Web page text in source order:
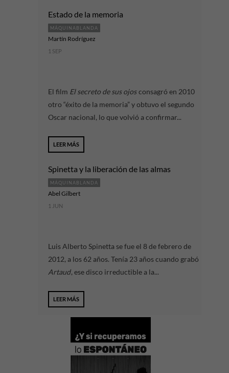
Estado de la memoria
MÁQUINABLANDA
Martín Rodríguez
1 SEP
El film El secreto de sus ojosconsagró en 2010
otro “éxito de la memoria” y obtuvo el segundo
Oscar nacional, lo que volvió a confirmar...
LEER MÁS
Spinetta y la liberación de las almas
MÁQUINABLANDA
Abel Gilbert
1 JUN
Luis Alberto Spinetta se fue el 8 de febrero de
2012, a los 62 años. Tenía 23 años cuando grabó
Artaud, ese disco irreductible a la...
LEER MÁS